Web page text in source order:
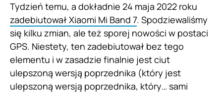
Tydzień temu, a dokładnie 24 maja 2022 roku
zadebiutował Xiaomi Mi Band 7. Spodziewaliśmy
się kilku zmian, ale też sporej nowości w postaci
GPS. Niestety, ten zadebiutował bez tego
elementu i w zasadzie finalnie jest ciut
ulepszoną wersją poprzednika (który jest
ulepszoną wersją poprzednika, który… sami